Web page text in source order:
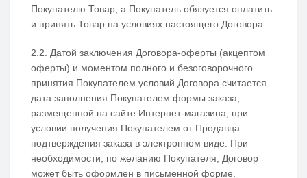
Покупателю Товар, а Покупатель обязуется оплатить
и принять Товар на условиях настоящего Договора.
2.2. Датой заключения Договора-оферты (акцептом
оферты) и моментом полного и безоговорочного
принятия Покупателем условий Договора считается
дата заполнения Покупателем формы заказа,
размещенной на сайте Интернет-магазина, при
условии получения Покупателем от Продавца
подтверждения заказа в электронном виде. При
необходимости, по желанию Покупателя, Договор
может быть оформлен в письменной форме.